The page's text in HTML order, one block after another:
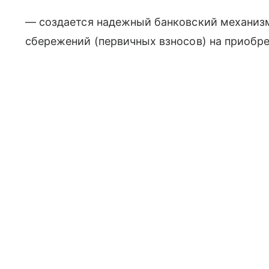
— создается надежный банковский
сбережений (первичных взносов) на